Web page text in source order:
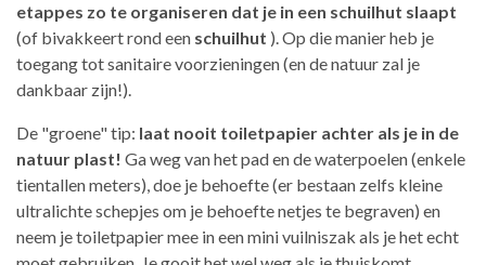
etappes zo te organiseren dat je in een schuilhut slaapt
(of bivakkeert rond een schuilhut ). Op die manier heb je
toegang tot sanitaire voorzieningen (en de natuur zal je
dankbaar zijn!).
De "groene" tip: laat nooit toiletpapier achter als je in de
natuur plast! Ga weg van het pad en de waterpoelen (enkele
tientallen meters), doe je behoefte (er bestaan zelfs kleine
ultralichte schepjes om je behoefte netjes te begraven) en
neem je toiletpapier mee in een mini vuilniszak als je het echt